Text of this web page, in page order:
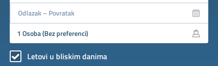
Letovi u bliskim danima